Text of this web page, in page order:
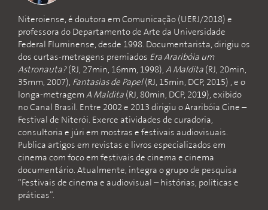
Niteroiense, é doutora em Comunicação (UERJ/2018) e
professora do Departamento de Arte da Universidade
Federal Fluminense, desde 1998. Documentarista, dirigiu os
dos curtas-metragens premiados Era Araribóia um
Astronauta?(RJ, 27min, 16mm, 1998), A Maldita (RJ, 20min,
35mm, 2007), Fantasias de Papel(RJ, 15min, DCP, 2015) , e o
longa-metragem A Maldita (RJ, 80min, DCP, 2019), exibido
no Canal Brasil. Entre 2002 e 2013 dirigiu o Araribóia Cine –
Festival de Niterói. Exerce atividades de curadoria,
consultoria e júri em mostras e festivais audiovisuais.
Publica artigos em revistas e livros especializados em
cinema com foco em festivais de cinema e cinema
documentário. Atualmente, integra o grupo de pesquisa
“Festivais de cinema e audiovisual – histórias, políticas e
práticas”.